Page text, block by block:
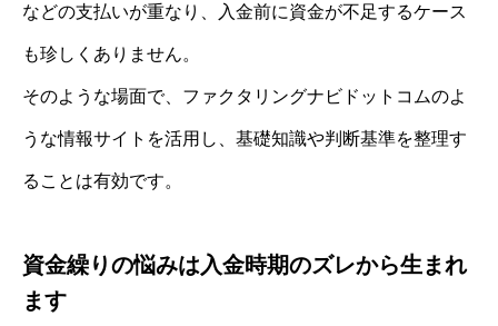
などの支払いが重なり、入金前に資金が不足するケース
も珍しくありません。
そのような場面で、ファクタリングナビドットコムのよ
うな情報サイトを活用し、基礎知識や判断基準を整理す
ることは有効です。
資金繰りの悩みは入金時期のズレから生まれ
ます